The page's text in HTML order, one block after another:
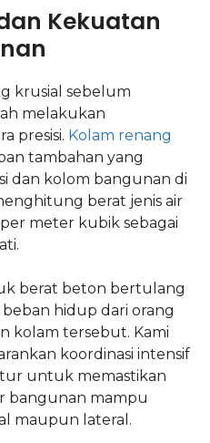
Kekuatan
krusial sebelum
melakukan
presisi. Kolam renang
tambahan yang
dan kolom bangunan di
berat jenis air
meter kubik sebagai
berat beton bertulang
hidup dari orang
kolam tersebut. Kami
koordinasi intensif
untuk memastikan
bangunan mampu
maupun lateral.